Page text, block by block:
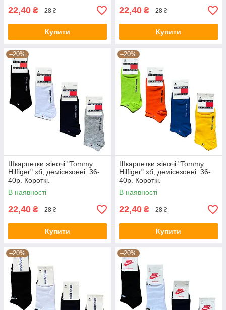
22,40 ₴ 28 ₴
Купити
22,40 ₴ 28 ₴
Купити
–20%
Шкарпетки жіночі "Tommy
Hilfiger" хб, демісезонні. 36-
40р. Короткі.
В наявності
22,40 ₴ 28 ₴
Купити
–20%
Шкарпетки жіночі "Tommy
Hilfiger" хб, демісезонні. 36-
40р. Короткі.
В наявності
22,40 ₴ 28 ₴
Купити
–20% –20%